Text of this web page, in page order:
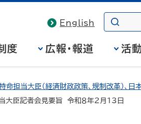
English
度 広報・報道 活
命担当大臣（経済財政政策、規制改革）、
大臣記者会見要旨 令和８年2月13日